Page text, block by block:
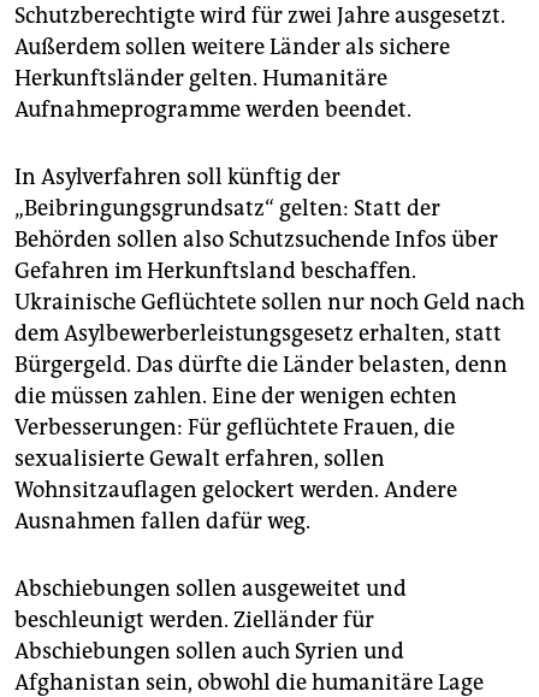
Schutzberechtigte wird für zwei Jahre ausgesetzt.
Außerdem sollen weitere Länder als sichere
Herkunftsländer gelten. Humanitäre
Aufnahmeprogramme werden beendet.
In Asylverfahren soll künftig der
„Beibringungsgrundsatz“ gelten: Statt der
Behörden sollen also Schutzsuchende Infos über
Gefahren im Herkunftsland beschaffen.
Ukrainische Geflüchtete sollen nur noch Geld nach
dem Asylbewerberleistungsgesetz erhalten, statt
Bürgergeld. Das dürfte die Länder belasten, denn
die müssen zahlen. Eine der wenigen echten
Verbesserungen: Für geflüchtete Frauen, die
sexualisierte Gewalt erfahren, sollen
Wohnsitzauflagen gelockert werden. Andere
Ausnahmen fallen dafür weg.
Abschiebungen sollen ausgeweitet und
beschleunigt werden. Zielländer für
Abschiebungen sollen auch Syrien und
Afghanistan sein, obwohl die humanitäre Lage